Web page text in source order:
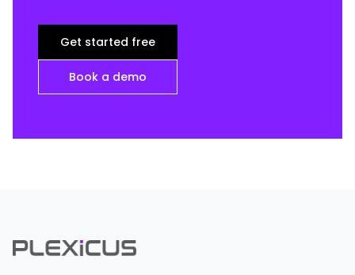
Get started free
Book a demo